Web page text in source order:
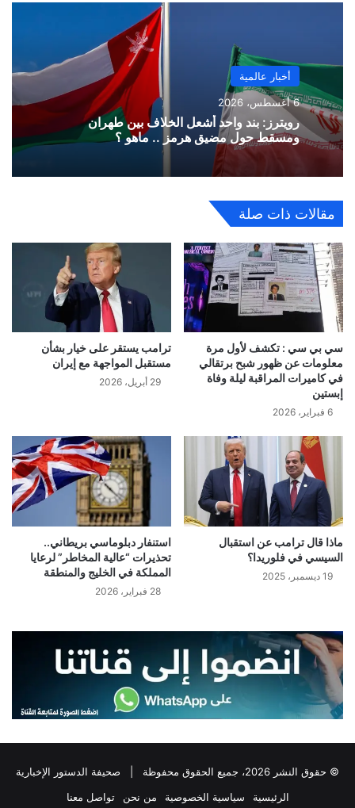
أخبار عالمية
6 أغسطس، 2026
رويترز: بند واحد أشعل الخلاف بين طهران
ومسقط حول مضيق هرمز .. ماهو ؟
مقالات ذات صلة
سي بي سي : تكشف لأول مرة
معلومات عن ظهور شبح برتقالي
في كاميرات المراقبة ليلة وفاة
إبستين
6 فبراير، 2026
ترامب يستقر على خيار بشأن
مستقبل المواجهة مع إيران
29 أبريل، 2026
ماذا قال ترامب عن استقبال
السيسي في فلوريدا؟
19 ديسمبر، 2025
استنفار دبلوماسي بريطاني..
تحذيرات “عالية المخاطر” لرعايا
المملكة في الخليج والمنطقة
28 فبراير، 2026
© حقوق النشر 2026، جميع الحقوق محفوظة |
صحيفة الدستور الإخبارية
الرئيسية
سياسية الخصوصية من نحن تواصل معنا